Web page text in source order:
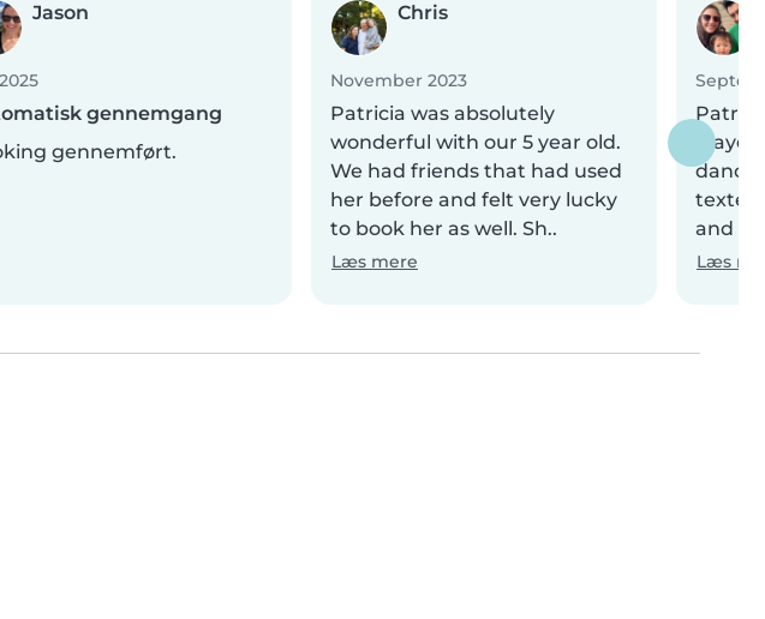
Jason
gennemgang
gennemført.
Chris
November 2023
Patricia was absolutely
wonderful with our 5 year old.
We had friends that had used
her before and felt very lucky
to book her as well. Sh..
Læs mere
texted
and I
Læs